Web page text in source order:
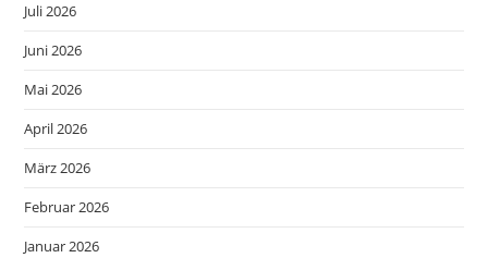
Juli 2026
Juni 2026
Mai 2026
April 2026
März 2026
Februar 2026
Januar 2026